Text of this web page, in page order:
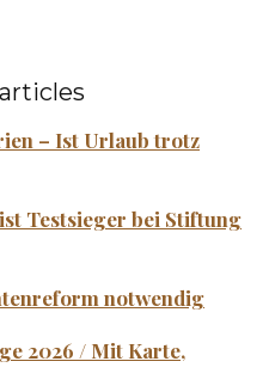
– Ist Urlaub trotz
Testsieger bei Stiftung
notwendig
2026 / Mit Karte,